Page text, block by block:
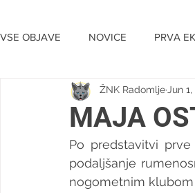
VSE OBJAVE NOVICE PRVA
TIHA DRAŽBA
MAJA
ŽNK Radomlje Jun
Po predstavitvi
podaljšanje
nogometnim klubom